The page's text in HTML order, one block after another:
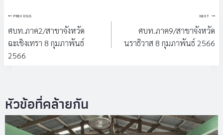
แนะแนว
PREVIOUS
ศบท.ภาค2/สาขาจังหวัด
ฉะเชิงเทรา 8 กุมภาพันธ์
2566
NEXT
ศบท.ภาค9/สาขาจังหวัด
นราธิวาส 8 กุมภาพันธ์ 2566